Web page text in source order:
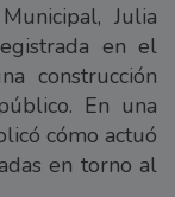
Julia
en el
construcción
En una
cómo actuó
en torno al